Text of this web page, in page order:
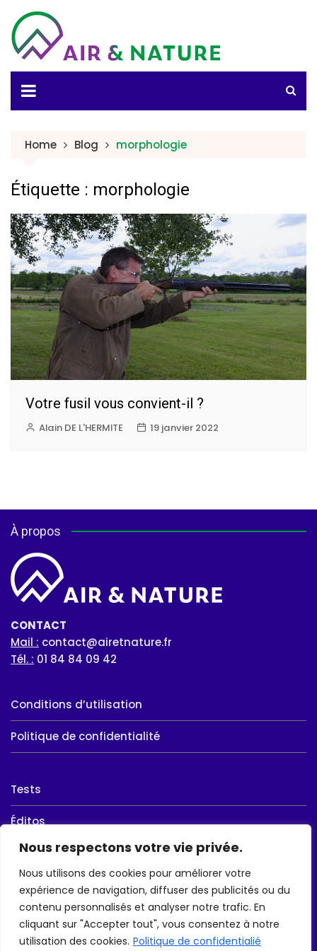
Nous respectons votre vie privée.
Nous utilisons des cookies pour améliorer votre
expérience de navigation, diffuser des publicités ou du
contenu personnalisés et analyser notre trafic. En
cliquant sur "Accepter tout", vous consentez à notre
utilisation des cookies. Politique de confidentialié
content
Home Blog morphologie
Étiquette : morphologie
Votre fusil vous convient-il ?
Alain DE L'HERMITE 19 janvier 2022
À propos
CONTACT
Mail : contact@airetnature.fr
Tél. : 01 84 84 09 42
Conditions d’utilisation
Politique de confidentialité
Tests
Éditos
Ball-Trap
Chasse
Randonnée